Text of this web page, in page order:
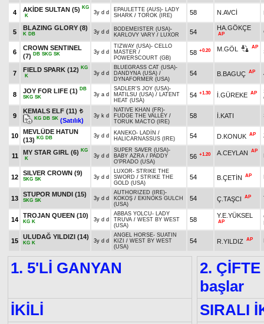
4 AKİDE SULTAN (5) KG
K
3y d d EPAULETTE (AUS)- LADY
SHARK / TOROK (IRE) 58 N.AVCİ
5
BLAZING GLORY (8)
K DB 3y d d BODEMEISTER (USA)-
KARLOVY VARY / LUXOR 54
HA.GÖKÇE
AP
6
CROWN SENTINEL
(7) DB SKG SK 3y d d
TIZWAY (USA)- CELLO
MASTER /
POWERSCOURT (GB)
58 +0.20 M.GÖL AP
7
FIELD SPARK (12) KG
K
3y d d
BLUEGRASS CAT (USA)-
DANDYNA (USA) /
DYNAFORMER (USA)
54 B.BAGUÇ AP
8
JOY FOR LIFE (1) DB
SKG SK 3y a d
SADLER'S JOY (USA)-
MATILSU (USA) / LATENT
HEAT (USA)
54 +1.30 İ.GÜREKE AP
9
KEMALS ELF (11) t
KG DB SK (Satılık)
3y k d
NATIVE KHAN (FR)-
FUDGE THE VALLEY /
TORUK MACTO (IRE)
58 İ.KATI
10
MEVLÜDE HATUN
(13) KG DB 3y d d KANEKO- LADİN /
HALICARNASSUS (IRE)
54 D.KONUK AP
11
MY STAR GIRL (6) KG
K
3y d d
SUPER SAVER (USA)-
BABY AZRA / PADDY
O'PRADO (USA)
56 +1.20 A.CEYLAN AP
12
SILVER CROWN (9)
SKG SK 3y d d
LUXOR- STRIKE THE
SWORD / STRIKE THE
GOLD (USA)
54 B.ÇETİN AP
13
STUPOR MUNDI (15)
SKG SK 3y d d
AUTHORIZED (IRE)-
KOKOŞ / EKINOKS GULCH
(USA)
54 Ç.TAŞCI AP
14
TROJAN QUEEN (10)
KG K 3y d d
ABBAS YOLCU- LADY
TRUVA / WEST BY WEST
(USA)
58
Y.E.YÜKSEL
AP
15
ULUDAĞ YILDIZI (14)
KG K 3y d d
ANGEL HORSE- SUATIN
KIZI / WEST BY WEST
(USA)
54 R.YILDIZ AP
1. 5'Lİ GANYAN
2.
başlar
İKİLİ
SIRALI